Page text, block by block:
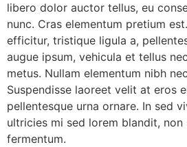
libero dolor auctor tellus, eu
nunc. Cras elementum pretium
efficitur, tristique ligula a,
augue ipsum, vehicula et tellus
metus. Nullam elementum nibh
Suspendisse laoreet velit at eros
pellentesque urna ornare. In sed
ultricies mi sed lorem blandit, non
fermentum.